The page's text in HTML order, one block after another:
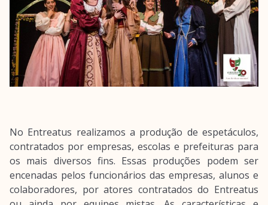
No Entreatus realizamos a produção de espetáculos,
contratados por empresas, escolas e prefeituras para
os mais diversos fins. Essas produções podem ser
encenadas pelos funcionários das empresas, alunos e
colaboradores, por atores contratados do Entreatus